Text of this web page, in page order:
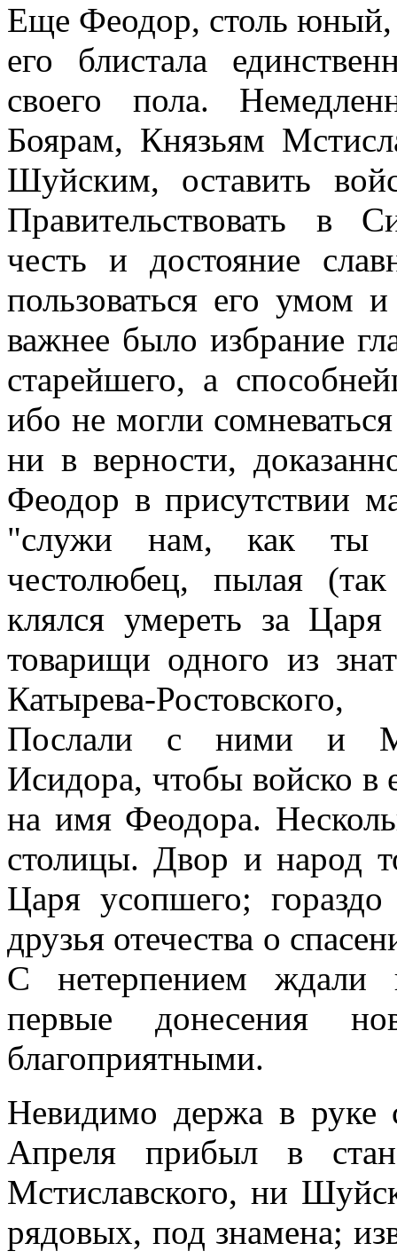
Еще Феодор, столь юный,
его блистала
своего пола.
Боярам, Князьям
Шуйским, оставить
Правительствовать в
честь и достояние
пользоваться его умом
важнее было избрание
старейшего, а
ибо не могли
ни в верности,
Феодор в присутствии
"служи нам, как ты
честолюбец, пылая
клялся умереть за
товарищи одного из
Катырева-
Послали с ними и
Исидора, чтобы войско в
на имя Феодора.
столицы. Двор и народ
Царя усопшего;
друзья отечества о
С нетерпением ждали
первые донесения
благоприятными.
Невидимо держа в руке
Апреля прибыл в
Мстиславского, ни
рядовых, под знамена;